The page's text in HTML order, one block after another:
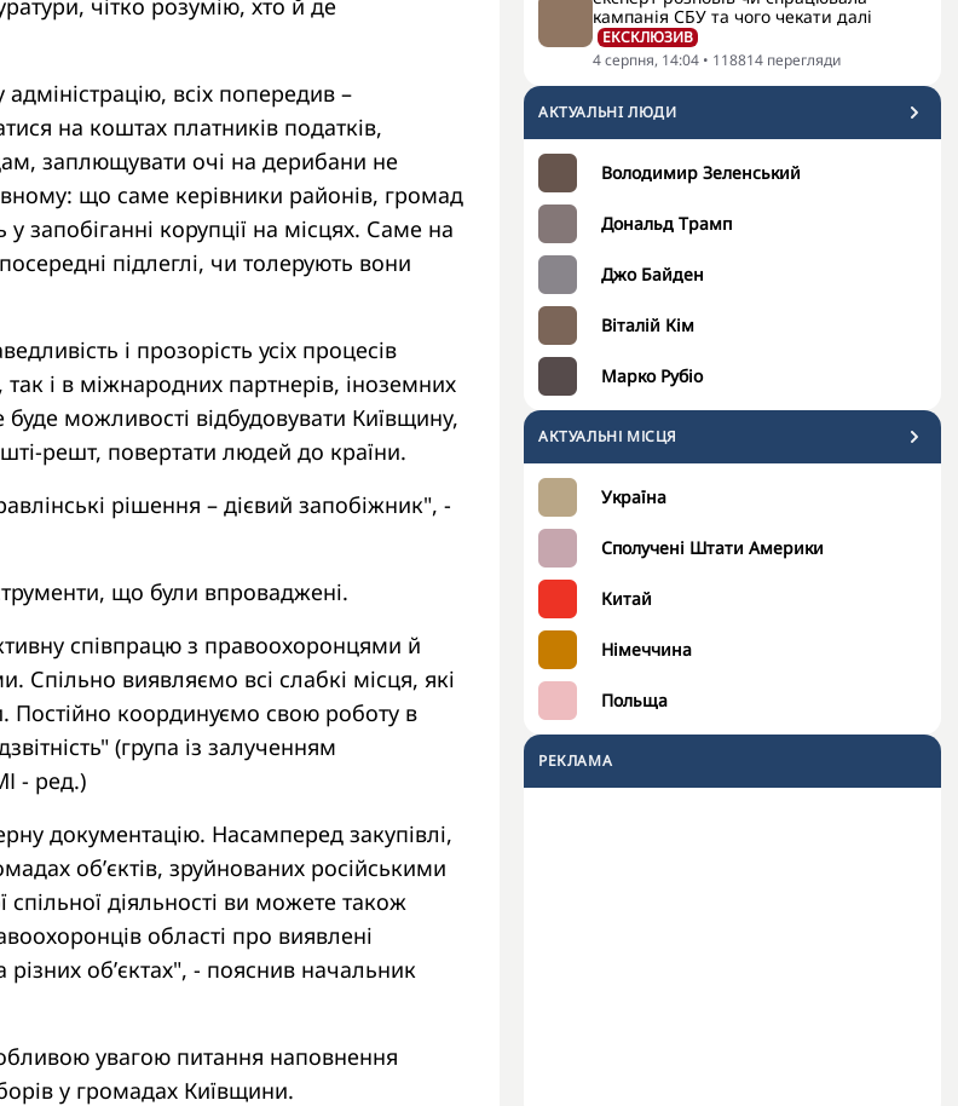
кампанія СБУ та чого чекати далі
ЕКСКЛЮЗИВ
4 серпня, 14:04 • 118814 перегляди
АКТУАЛЬНI ЛЮДИ
Володимир Зеленський
Дональд Трамп
Джо Байден
Віталій Кім
Марко Рубіо
АКТУАЛЬНІ МІСЦЯ
Україна
Сполучені Штати Америки
Китай
Німеччина
Польща
РЕКЛАМА
чітко розумію, хто й де
всіх попередив –
на коштах платників податків,
заплющувати очі на дерибани не
що саме керівники районів, громад
запобіганні корупції на місцях. Саме на
підлеглі, чи толерують вони
і прозорість усіх процесів
так і в міжнародних партнерів, іноземних
буде можливості відбудовувати Київщину,
решт, повертати людей до країни.
рішення – дієвий запобіжник", -
що були впроваджені.
співпрацю з правоохоронцями й
Спільно виявляємо всі слабкі місця, які
Постійно координуємо свою роботу в
(група із залученням
- ред.)
документацію. Насамперед закупівлі,
об’єктів, зруйнованих російськими
діяльності ви можете також
області про виявлені
обʼєктах", - пояснив начальник
увагою питання наповнення
у громадах Київщини.